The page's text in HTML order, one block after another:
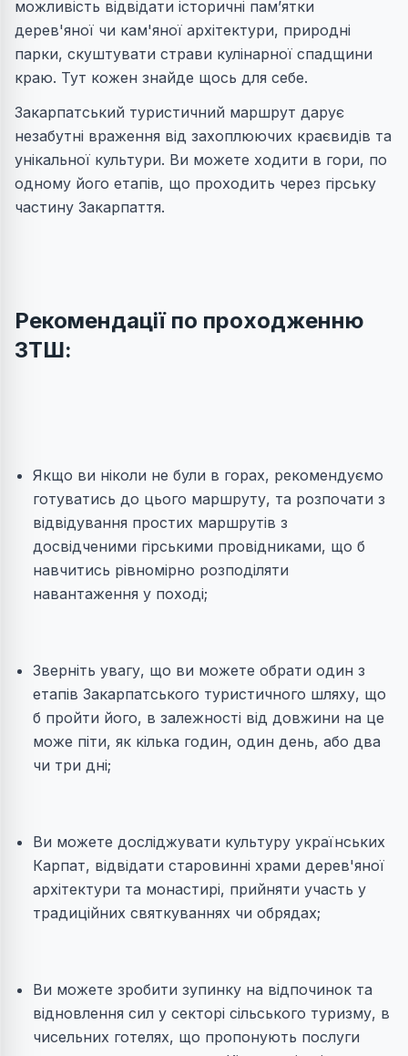
можливість відвідати історичні пам’ятки
дерев'яної чи кам'яної архітектури, природні
парки, скуштувати страви кулінарної спадщини
краю. Тут кожен знайде щось для себе.
Закарпатський туристичний маршрут дарує
незабутні враження від захоплюючих краєвидів та
унікальної культури. Ви можете ходити в гори, по
одному його етапів, що проходить через гірську
частину Закарпаття.
Рекомендації по проходженню
ЗТШ:
Якщо ви ніколи не були в горах, рекомендуємо
готуватись до цього маршруту, та розпочати з
відвідування простих маршрутів з
досвідченими гірськими провідниками, що б
навчитись рівномірно розподіляти
навантаження у поході;
Зверніть увагу, що ви можете обрати один з
етапів Закарпатського туристичного шляху, що
б пройти його, в залежності від довжини на це
може піти, як кілька годин, один день, або два
чи три дні;
Ви можете досліджувати культуру українських
Карпат, відвідати старовинні храми дерев'яної
архітектури та монастирі, прийняти участь у
традиційних святкуваннях чи обрядах;
Ви можете зробити зупинку на відпочинок та
відновлення сил у секторі сільського туризму, в
чисельних готелях, що пропонують послуги